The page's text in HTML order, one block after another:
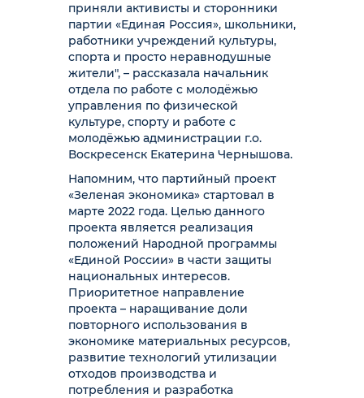
приняли активисты и сторонники
партии «Единая Россия», школьники,
работники учреждений культуры,
спорта и просто неравнодушные
жители", – рассказала начальник
отдела по работе с молодёжью
управления по физической
культуре, спорту и работе с
молодёжью администрации г.о.
Воскресенск Екатерина Чернышова.
Напомним, что партийный проект
«Зеленая экономика» стартовал в
марте 2022 года. Целью данного
проекта является реализация
положений Народной программы
«Единой России» в части защиты
национальных интересов.
Приоритетное направление
проекта – наращивание доли
повторного использования в
экономике материальных ресурсов,
развитие технологий утилизации
отходов производства и
потребления и разработка